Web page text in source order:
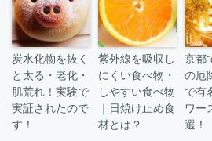
炭水化物を抜く
と太る・老化・
肌荒れ！実験で
実証されたので
す！
紫外線を吸収し
にくい食べ物・
しやすい食べ物
｜日焼け止め食
材とは？
京都
の厄
で有
ワー
選！